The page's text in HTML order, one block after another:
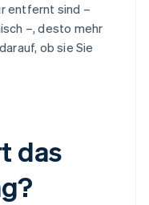
entfernt sind –
–, desto mehr
ob sie Sie
das